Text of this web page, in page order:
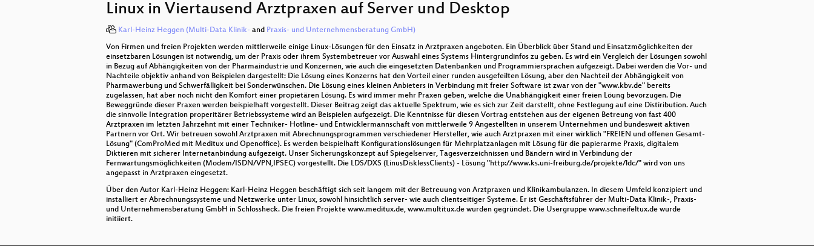
Linux in Viertausend Arztpraxen auf Server und Desktop
Karl-Heinz Heggen (Multi-Data Klinik- and Praxis- und Unternehmensberatung GmbH)
Von Firmen und freien Projekten werden mittlerweile einige Linux-Lösungen für den Einsatz in Arztpraxen angeboten. Ein Überblick über Stand und Einsatzmöglichkeiten der
einsetzbaren Lösungen ist notwendig, um der Praxis oder ihrem Systembetreuer vor Auswahl eines Systems Hintergrundinfos zu geben. Es wird ein Vergleich der Lösungen sowohl
in Bezug auf Abhängigkeiten von der Pharmaindustrie und Konzernen, wie auch die eingesetzten Datenbanken und Programmiersprachen aufgezeigt. Dabei werden die Vor- und
Nachteile objektiv anhand von Beispielen dargestellt: Die Lösung eines Konzerns hat den Vorteil einer runden ausgefeilten Lösung, aber den Nachteil der Abhängigkeit von
Pharmawerbung und Schwerfälligkeit bei Sonderwünschen. Die Lösung eines kleinen Anbieters in Verbindung mit freier Software ist zwar von der "www.kbv.de" bereits
zugelassen, hat aber noch nicht den Komfort einer propietären Lösung. Es wird immer mehr Praxen geben, welche die Unabhängigkeit einer freien Löung bevorzugen. Die
Beweggründe dieser Praxen werden beispielhaft vorgestellt. Dieser Beitrag zeigt das aktuelle Spektrum, wie es sich zur Zeit darstellt, ohne Festlegung auf eine Distiribution. Auch
die sinnvolle Integration properitärer Betriebssysteme wird an Beispielen aufgezeigt. Die Kenntnisse für diesen Vortrag entstehen aus der eigenen Betreung von fast 400
Arztpraxen im letzten Jahrzehnt mit einer Techniker- Hotline- und Entwicklermannschaft von mittlerweile 9 Angestellten in unserem Unternehmen und bundesweit aktiven
Partnern vor Ort. Wir betreuen sowohl Arztpraxen mit Abrechnungsprogrammen verschiedener Hersteller, wie auch Arztpraxen mit einer wirklich "FREIEN und offenen Gesamt-
Lösung" (ComProMed mit Meditux und Openoffice). Es werden beispielhaft Konfigurationslösungen für Mehrplatzanlagen mit Lösung für die papierarme Praxis, digitalem
Diktieren mit sicherer Internetanbindung aufgezeigt. Unser Sicherungskonzept auf Spiegelserver, Tagesverzeichnissen und Bändern wird in Verbindung der
Fernwartungsmöglichkeiten (Modem/ISDN/VPN,IPSEC) vorgestellt. Die LDS/DXS (LinusDisklessClients) - Lösung "http://www.ks.uni-freiburg.de/projekte/ldc/" wird von uns
angepasst in Arztpraxen eingesetzt.
Über den Autor Karl-Heinz Heggen: Karl-Heinz Heggen beschäftigt sich seit langem mit der Betreuung von Arztpraxen und Klinikambulanzen. In diesem Umfeld konzipiert und
installiert er Abrechnungssysteme und Netzwerke unter Linux, sowohl hinsichtlich server- wie auch clientseitiger Systeme. Er ist Geschäftsführer der Multi-Data Klinik-, Praxis-
und Unternehmensberatung GmbH in Schlossheck. Die freien Projekte www.meditux.de, www.multitux.de wurden gegründet. Die Usergruppe www.schneifeltux.de wurde
initiiert.